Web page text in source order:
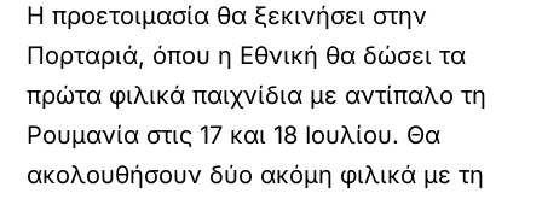
Η προετοιμασία θα ξεκινήσει στην
Πορταριά, όπου η Εθνική θα δώσει τα
πρώτα φιλικά παιχνίδια με αντίπαλο τη
Ρουμανία στις 17 και 18 Ιουλίου. Θα
ακολουθήσουν δύο ακόμη φιλικά με τη